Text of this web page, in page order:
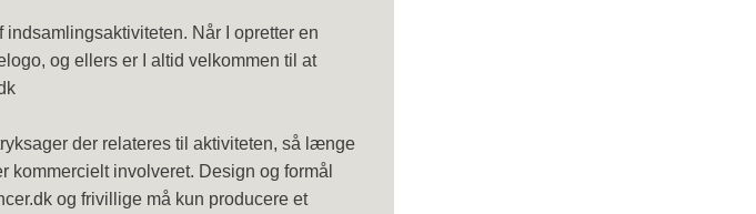
Når I opretter en
og ellers er I altid velkommen til at
der relateres til aktiviteten, så længe
kommercielt involveret. Design og formål
og frivillige må kun producere et